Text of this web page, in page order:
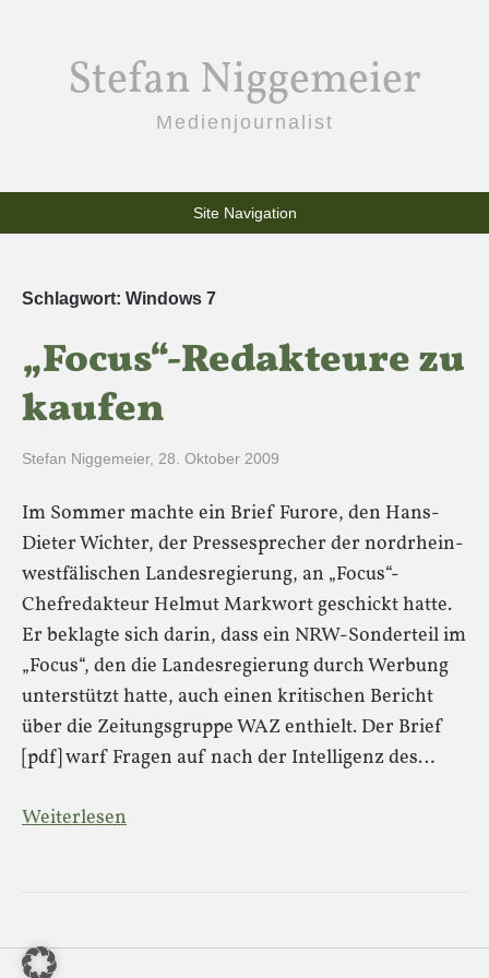
Stefan Niggemeier
Medienjournalist
Site Navigation
Schlagwort: Windows 7
„Focus“-Redakteure zu
kaufen
Stefan Niggemeier, 28. Oktober 2009
Im Sommer machte ein Brief Furore, den Hans-
Dieter Wichter, der Pressesprecher der nordrhein-
westfälischen Landesregierung, an „Focus“-
Chefredakteur Helmut Markwort geschickt hatte.
Er beklagte sich darin, dass ein NRW-Sonderteil im
„Focus“, den die Landesregierung durch Werbung
unterstützt hatte, auch einen kritischen Bericht
über die Zeitungsgruppe WAZ enthielt. Der Brief
[pdf] warf Fragen auf nach der Intelligenz des…
Weiterlesen